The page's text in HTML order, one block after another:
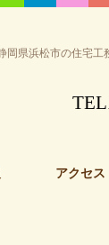
岡県浜松市の住宅
TEL
アクセス